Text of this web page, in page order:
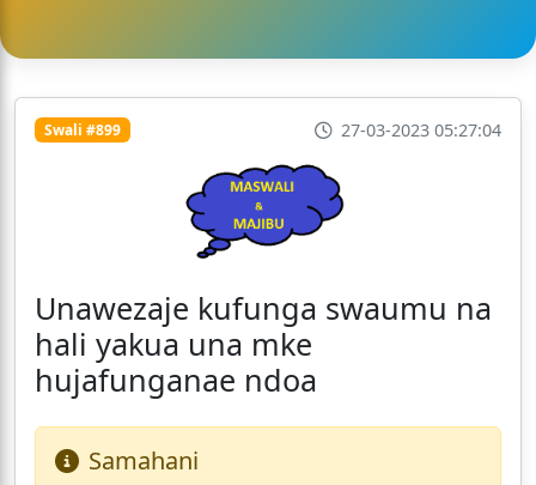
Swali #899 27-03-2023 05:27:04
Unawezaje kufunga swaumu na
hali yakua una mke
hujafunganae ndoa
Samahani